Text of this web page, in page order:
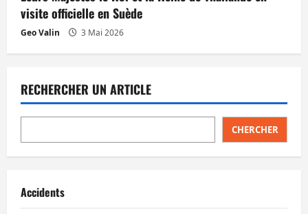
visite officielle en Suède
Geo Valin 3 Mai 2026
RECHERCHER UN ARTICLE
CHERCHER
Accidents